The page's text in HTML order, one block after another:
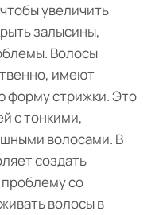
увеличить
залысины,
Волосы
имеют
форму стрижки. Это
с тонкими,
волосами. В
создать
со
волосы в